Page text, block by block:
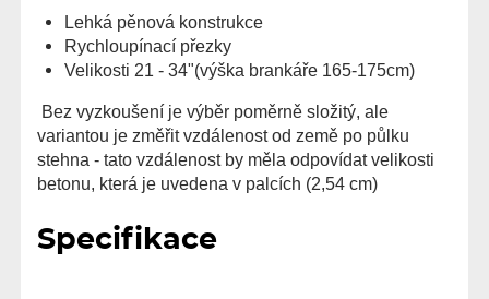
Lehká pěnová konstrukce
Rychloupínací přezky
Velikosti 21 - 34"(výška brankáře 165-175cm)
Bez vyzkoušení je výběr poměrně složitý, ale
variantou je změřit vzdálenost od země po půlku
stehna - tato vzdálenost by měla odpovídat velikosti
betonu, která je uvedena v palcích (2,54 cm)
Specifikace